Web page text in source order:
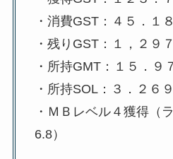
・消費GST：４５．１８
・残りGST：１，２９
・所持GMT：１５．９
・所持SOL：３．２６
・ＭＢレベル４獲得（
6.8）